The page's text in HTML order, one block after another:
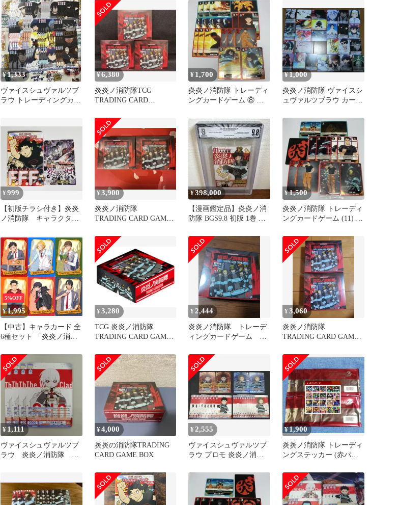
¥1,333
ヴァイスシュヴァルツブ
ラウ トレーディングカー
¥6,380
炎炎ノ消防隊TCG
TRADING CARD
未開封
¥ 1,700
炎炎ノ消防隊 トレーディ
ングカードゲーム ⑧ 森
¥1,000
炎炎ノ消防隊 ヴァイスシ
ュヴァルツブラウ カード
¥999
【初版チラシ付き】炎炎
ノ消防隊 キャラクター
ースファイル
¥3,900
炎炎ノ消防隊
TRADING CARD GAME
¥398,000
【漫画鑑定品】炎炎ノ消
防隊 BGS9.8 初版 1巻 帯
¥1,500
炎炎ノ消防隊 トレーディ
ングカードゲーム (11) 秋
5%OFF
¥1,995
【中古】キャラカード 全
6種セット 「炎炎ノ消防
グインスタントフォトカ
ード」
¥3,280
TCG 炎炎ノ消防隊
TRADING CARD GAME
パック入りBOX [01 BOX]
¥ 2,444
炎炎ノ消防隊 トレーデ
ィングカードゲーム
ク付き
¥3,060
炎炎ノ消防隊
TRADING CARD GAME
¥1,111
ヴァイスシュヴァルツブ
ラウ 炎炎ノ消防隊 4
¥4,000
炎炎の消防隊TRADING
CARD GAME BOX
¥ 2,555
ヴァイスシュヴァルツブ
ラウ プロモ 炎炎ノ消防
¥1,900
炎炎ノ消防隊 トレーディ
ングステッカー (赤パッ
ック